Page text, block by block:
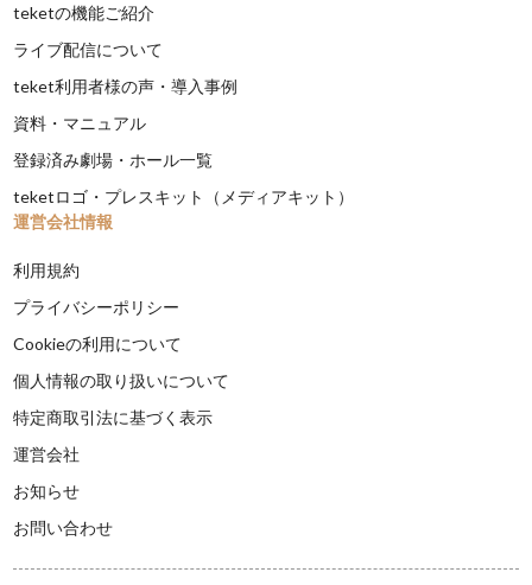
teketの機能ご紹介
ライブ配信について
teket利用者様の声・導入事例
資料・マニュアル
登録済み劇場・ホール一覧
teketロゴ・プレスキット（メディアキット）
運営会社情報
利用規約
プライバシーポリシー
Cookieの利用について
個人情報の取り扱いについて
特定商取引法に基づく表示
運営会社
お知らせ
お問い合わせ